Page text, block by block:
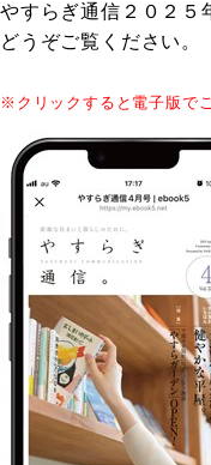
やすらぎ通信２０２５
どうぞご覧ください。
※クリックすると電子版で